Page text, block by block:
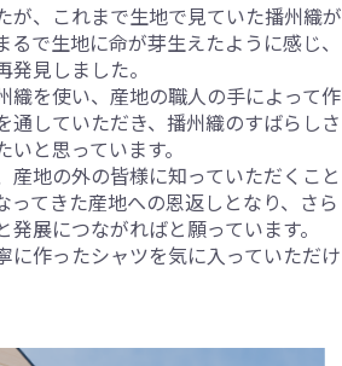
が、これまで生地で見ていた播州織が
で生地に命が芽生えたように感じ、
見しました。
織を使い、産地の職人の手によって作
通していただき、播州織のすばらしさ
と思っています。
産地の外の皆様に知っていただくこと
ってきた産地への恩返しとなり、さら
展につながればと願っています。
に作ったシャツを気に入っていただけ